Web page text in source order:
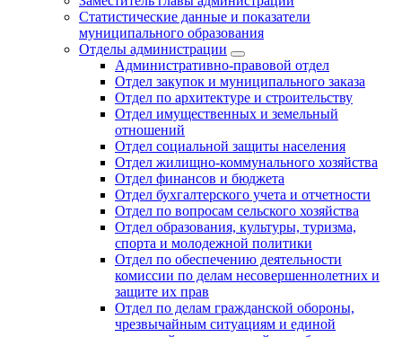
Статистические данные и показатели
муниципального образования
Отделы администрации
Административно-правовой отдел
Отдел закупок и муниципального заказа
Отдел по архитектуре и строительству
Отдел имущественных и земельный
отношений
Отдел социальной защиты населения
Отдел жилищно-коммунального хозяйства
Отдел финансов и бюджета
Отдел бухгалтерского учета и отчетности
Отдел по вопросам сельского хозяйства
Отдел образования, культуры, туризма,
спорта и молодежной политики
Отдел по обеспечению деятельности
комиссии по делам несовершеннолетних и
защите их прав
Отдел по делам гражданской обороны,
чрезвычайным ситуациям и единой